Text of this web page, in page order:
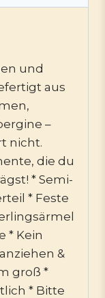
und
aus
–
nicht.
die du
* Semi-
* Feste
* Kein
&
groß *
* Bitte